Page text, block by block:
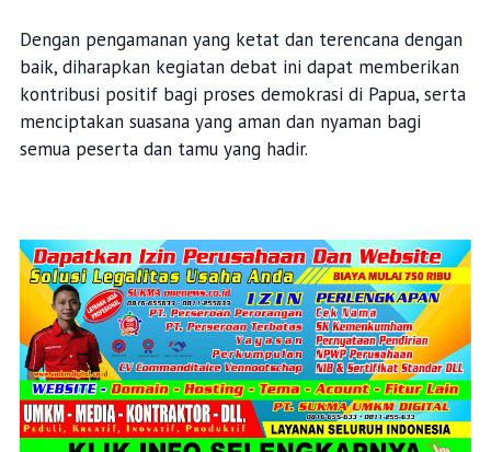
Dengan pengamanan yang ketat dan terencana dengan
baik, diharapkan kegiatan debat ini dapat memberikan
kontribusi positif bagi proses demokrasi di Papua, serta
menciptakan suasana yang aman dan nyaman bagi
semua peserta dan tamu yang hadir.